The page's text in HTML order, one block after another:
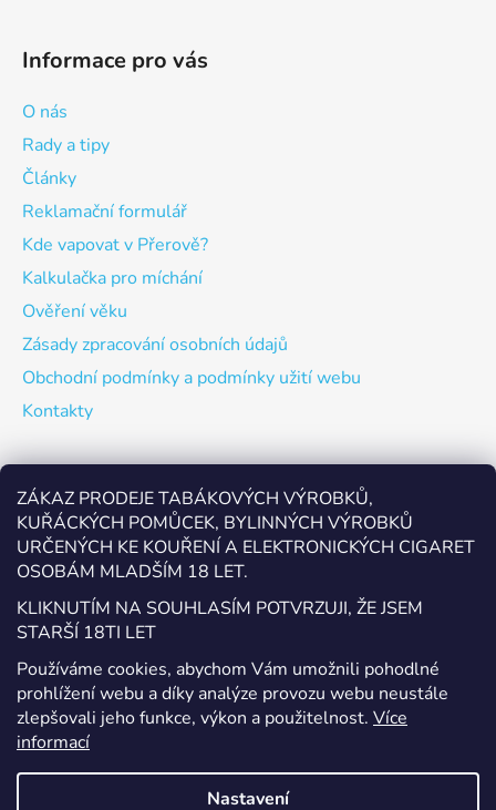
ZÁKAZ PRODEJE TABÁKOVÝCH VÝROBKŮ,
KUŘÁCKÝCH POMŮCEK, BYLINNÝCH VÝROBKŮ
URČENÝCH KE KOUŘENÍ A ELEKTRONICKÝCH CIGARET
OSOBÁM MLADŠÍM 18 LET.
KLIKNUTÍM NA SOUHLASÍM POTVRZUJI, ŽE JSEM
STARŠÍ 18TI LET
Používáme cookies, abychom Vám umožnili pohodlné
prohlížení webu a díky analýze provozu webu neustále
zlepšovali jeho funkce, výkon a použitelnost. Více
informací
Nastavení
Informace pro vás
O nás
Rady a tipy
Články
Reklamační formulář
Kde vapovat v Přerově?
Kalkulačka pro míchání
Ověření věku
Zásady zpracování osobních údajů
Obchodní podmínky a podmínky užití webu
Kontakty
Odebírat newsletter
Vložte svůj e-mail a my vám budeme zasílat informace o
nových produktech na našem e-shopu.
E-mail
Vložením e-mailu souhlasíte s
podmínkami ochrany
osobních údajů
PŘIHLÁSIT SE